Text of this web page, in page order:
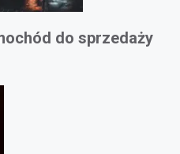
do sprzedaży